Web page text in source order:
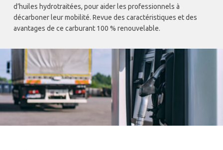
d’huiles hydrotraitées, pour aider les professionnels à
décarboner leur mobilité. Revue des caractéristiques et des
avantages de ce carburant 100 % renouvelable.